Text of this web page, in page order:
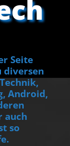
Seite
Android,
auch
so